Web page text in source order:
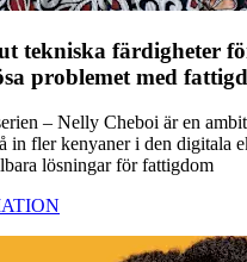
tekniska färdigheter
problemet med
– Nelly Cheboi är en
in fler kenyaner i den digitala
lösningar för fattigdom